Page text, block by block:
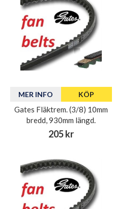
MER INFO KÖP
Gates Fläktrem. (3/8) 10mm
bredd, 930mm längd.
205 kr